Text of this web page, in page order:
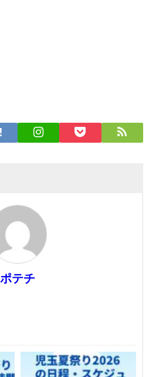
ポテチ